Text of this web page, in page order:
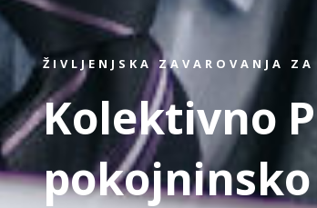
ŽIVLJENJSKA ZAVAROVANJA ZA
Kolektivno